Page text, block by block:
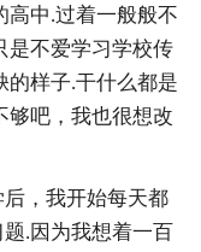
高中.过着一般般不
是不爱学习学校传
的样子.干什么都是
够吧，我也很想改
，我开始每天都
.因为我想着一百